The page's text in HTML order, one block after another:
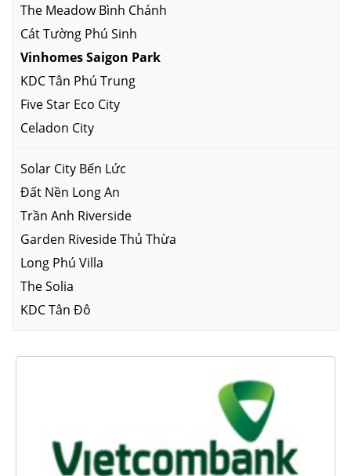
The Meadow Bình Chánh
Cát Tường Phú Sinh
Vinhomes Saigon Park
KDC Tân Phú Trung
Five Star Eco City
Celadon City
Solar City Bến Lức
Đất Nền Long An
Trần Anh Riverside
Garden Riveside Thủ Thừa
Long Phú Villa
The Solia
KDC Tân Đô